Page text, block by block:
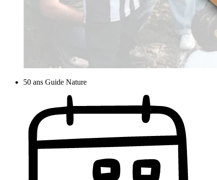
50 ans Guide Nature